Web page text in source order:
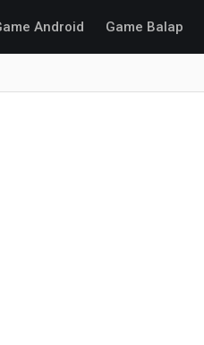
Android Game Balap